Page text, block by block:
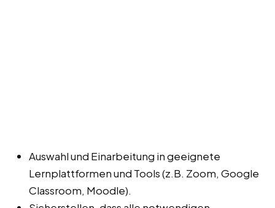
Auswahl und Einarbeitung in geeignete
Lernplattformen und Tools (z.B. Zoom, Google
Classroom, Moodle).